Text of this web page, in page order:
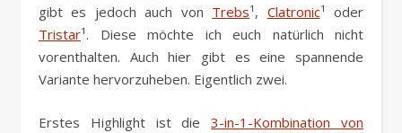
gibt es jedoch auch von Trebs¹, Clatronic¹ oder
Tristar¹. Diese möchte ich euch natürlich nicht
vorenthalten. Auch hier gibt es eine spannende
Variante hervorzuheben. Eigentlich zwei.
Erstes Highlight ist die3-in-1-Kombination von